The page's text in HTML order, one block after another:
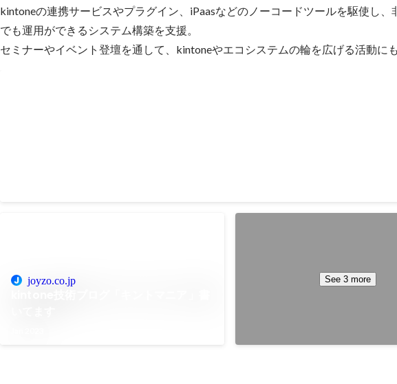
kintoneの連携サービスやプラグイン、iPaasなどのノーコードツールを駆使し、
でも運用ができるシステム構築を支援。
セミナーやイベント登壇を通して、kintoneやエコシステムの輪を広げる活動にも
joyzo.co.jp See 3 more